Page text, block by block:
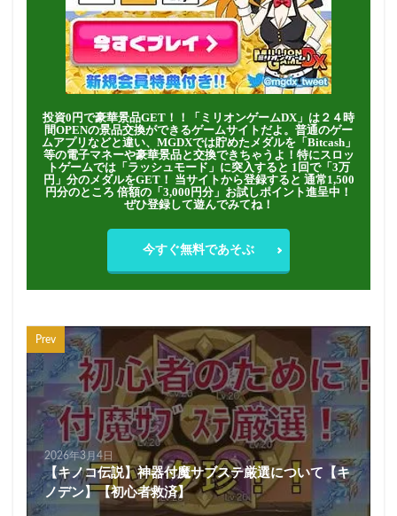
投資0円で豪華景品GET！！「ミリオンゲームDX」は２４時
間OPENの景品交換ができるゲームサイトだよ。普通のゲー
ムアプリなどと違い、MGDXでは貯めたメダルを「Bitcash」
等の電子マネーや豪華景品と交換できちゃうよ！特にスロッ
トゲームでは「ラッシュモード」に突入すると 1回で「3万
円」分のメダルをGET！ 当サイトから登録すると 通常1,500
円分のところ 倍額の「3,000円分」お試しポイント進呈中！
ぜひ登録して遊んでみてね！
今すぐ無料であそぶ
Prev
2026年3月4日
【キノコ伝説】神器付魔サブステ厳選について【キ
ノデン】【初心者救済】